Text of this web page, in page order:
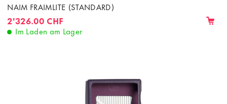
NAIM FRAIMLITE (STANDARD)
2'326.00 CHF
Im Laden am Lager